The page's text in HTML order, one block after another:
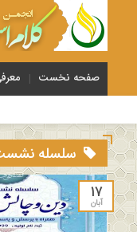
صفحه نخست
سلسله
۱۷
آبان